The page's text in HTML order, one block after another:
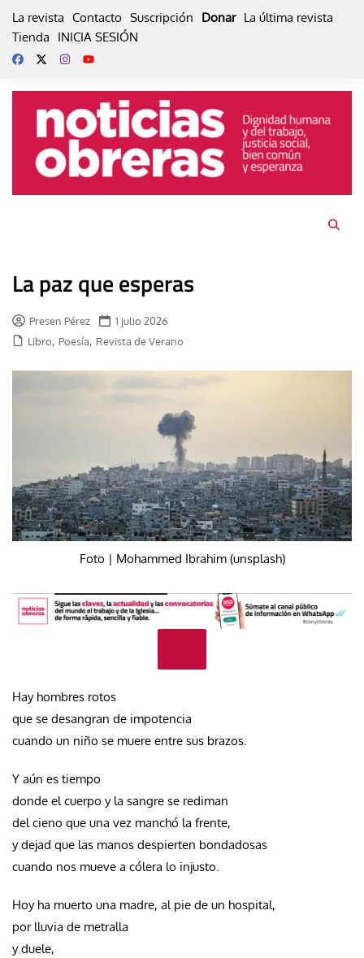
La revista Contacto Suscripción Donar La última revista
Tienda
INICIA SESIÓN
La paz que esperas
Presen Pérez
1 julio 2026
Libro, Poesía, Revista de Verano
Foto | Mohammed Ibrahim (unsplash)
Hay hombres rotos
que se desangran de impotencia
cuando un niño se muere entre sus brazos.
Y aún es tiempo
donde el cuerpo y la sangre se rediman
del cieno que una vez manchó la frente,
y dejad que las manos despierten bondadosas
cuando nos mueve a cólera lo injusto.
Hoy ha muerto una madre, al pie de un hospital,
por lluvia de metralla
y duele,